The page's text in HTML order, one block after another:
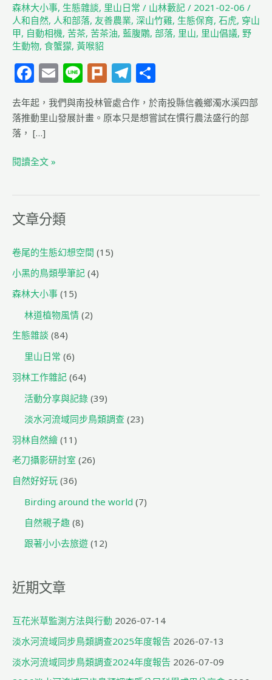
森林大小事, 生態雜談, 里山日常 / 山林藪記 / 2021-02-06 /
人和自然, 人和部落, 友善農業, 深山竹雞, 生態保育, 石虎, 穿山
甲, 自動相機, 苦茶, 苦茶油, 藍腹鷴, 部落, 里山, 里山倡議, 野
生動物, 食蟹獴, 黃喉貂
F
a
c
e
b
o
o
k
E
m
ai
l
Li
n
e
Pl
u
rk
T
el
e
g
享
去年起，我們與南投林管處合作，於南投縣信義鄉濁水溪四部
落推動里山發展計畫。原本只是想嘗試在慣行農法盛行的部
落， […]
閱讀全文 »
文章分類
卷尾的生態幻想空間 (15)
小黑的鳥類學筆記 (4)
森林大小事 (15)
林道植物風情 (2)
生態雜談 (84)
里山日常 (6)
羽林工作雜記 (64)
活動分享與記錄 (39)
淡水河流域同步鳥類調查 (23)
羽林自然繪 (11)
老刀攝影研討室 (26)
自然好好玩 (36)
Birding around the world (7)
自然親子趣 (8)
跟著小小去旅遊 (12)
近期文章
互花米草監測方法與行動 2026-07-14
淡水河流域同步鳥類調查2025年度報告 2026-07-13
淡水河流域同步鳥類調查2024年度報告 2026-07-09